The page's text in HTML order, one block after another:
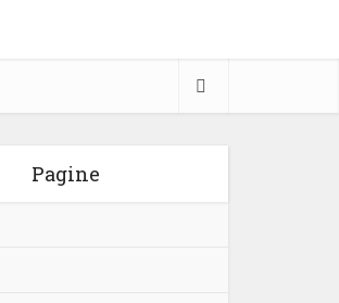
Pagine